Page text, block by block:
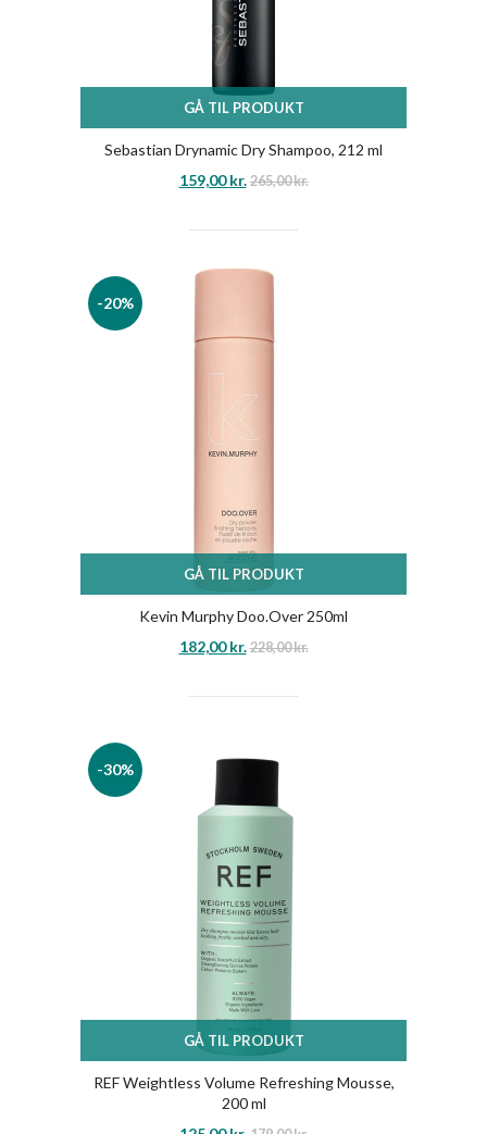
GÅ TIL PRODUKT
Sebastian Drynamic Dry Shampoo, 212 ml
159,00kr. 265,00kr.
-20%
GÅ TIL PRODUKT
Kevin Murphy Doo.Over 250ml
182,00kr. 228,00kr.
-30%
GÅ TIL PRODUKT
REF Weightless Volume Refreshing Mousse,
200 ml